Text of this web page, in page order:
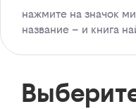
нажмите на значок
название – и книга